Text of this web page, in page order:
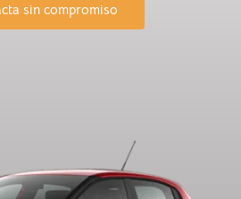
sin compromiso